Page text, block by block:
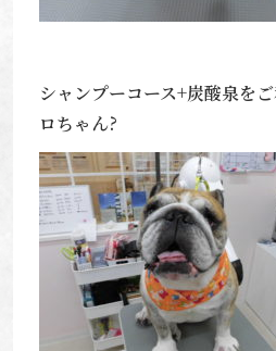
シャンプーコース+炭酸泉を
ロちゃん?